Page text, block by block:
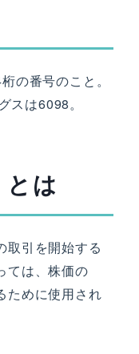
の番号のこと。
スは6098。
は
取引を開始する
ては、株価の
ために使用され